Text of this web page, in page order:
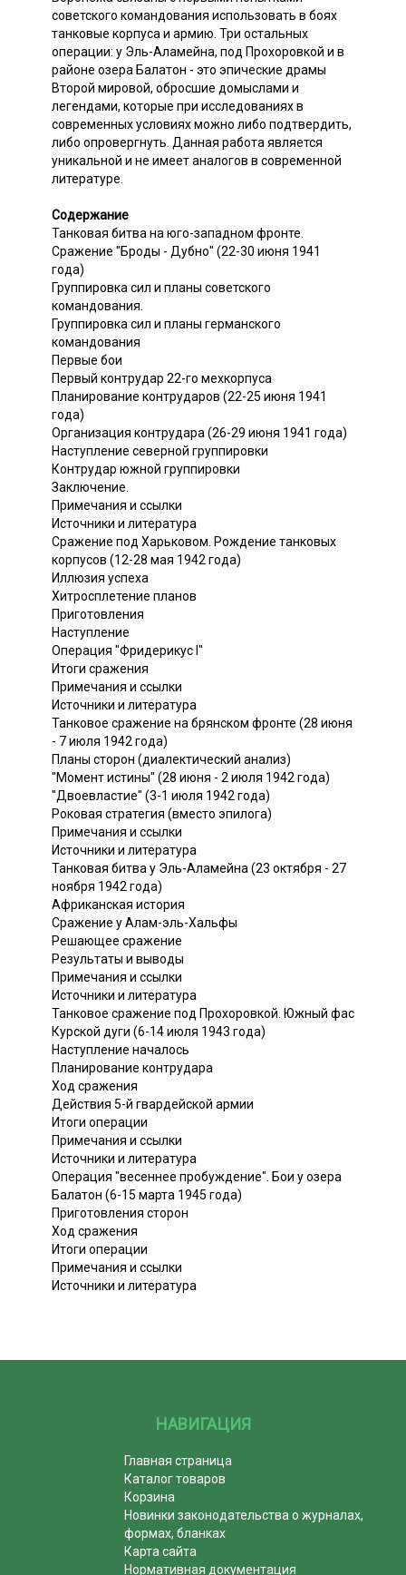
советского командования использовать в боях
танковые корпуса и армию. Три остальных
операции: у Эль-Аламейна, под Прохоровкой и в
районе озера Балатон - это эпические драмы
Второй мировой, обросшие домыслами и
легендами, которые при исследованиях в
современных условиях можно либо подтвердить,
либо опровергнуть. Данная работа является
уникальной и не имеет аналогов в современной
литературе.
Содержание
Танковая битва на юго-западном фронте.
Сражение "Броды - Дубно" (22-30 июня 1941
года)
Группировка сил и планы советского
командования.
Группировка сил и планы германского
командования
Первые бои
Первый контрудар 22-го мехкорпуса
Планирование контрударов (22-25 июня 1941
года)
Организация контрудара (26-29 июня 1941 года)
Наступление северной группировки
Контрудар южной группировки
Заключение.
Примечания и ссылки
Источники и литература
Сражение под Харьковом. Рождение танковых
корпусов (12-28 мая 1942 года)
Иллюзия успеха
Хитросплетение планов
Приготовления
Наступление
Операция "Фридерикус I"
Итоги сражения
Примечания и ссылки
Источники и литература
Танковое сражение на брянском фронте (28 июня
- 7 июля 1942 года)
Планы сторон (диалектический анализ)
"Момент истины" (28 июня - 2 июля 1942 года)
"Двоевластие" (3-1 июля 1942 года)
Роковая стратегия (вместо эпилога)
Примечания и ссылки
Источники и литература
Танковая битва у Эль-Аламейна (23 октября - 27
ноября 1942 года)
Африканская история
Сражение у Алам-эль-Хальфы
Решающее сражение
Результаты и выводы
Примечания и ссылки
Источники и литература
Танковое сражение под Прохоровкой. Южный фас
Курской дуги (6-14 июля 1943 года)
Наступление началось
Планирование контрудара
Ход сражения
Действия 5-й гвардейской армии
Итоги операции
Примечания и ссылки
Источники и литература
Операция "весеннее пробуждение". Бои у озера
Балатон (6-15 марта 1945 года)
Приготовления сторон
Ход сражения
Итоги операции
Примечания и ссылки
Источники и литература
НАВИГАЦИЯ
Главная страница
Каталог товаров
Корзина
Новинки законодательства о журналах,
формах, бланках
Карта сайта
Нормативная документация